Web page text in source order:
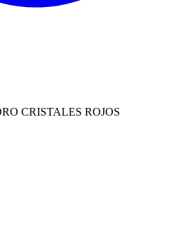
CRISTALES ROJOS